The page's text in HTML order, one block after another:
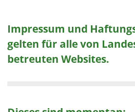
Impressum und
gelten für alle von
betreuten Websites.